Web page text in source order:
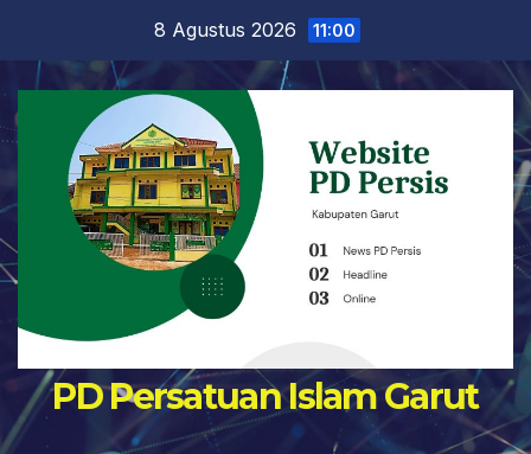
content
8 Agustus 2026 11:00
PD Persatuan Islam Garut